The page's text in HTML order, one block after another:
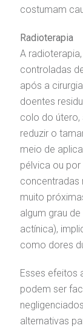
costumam
Radioterapia
A
controladas
após a
doentes
colo do útero,
reduzir o
meio de
pélvica ou
concentradas
muito
algum grau
actínica),
como dores
Esses efeitos
podem ser
alternativas